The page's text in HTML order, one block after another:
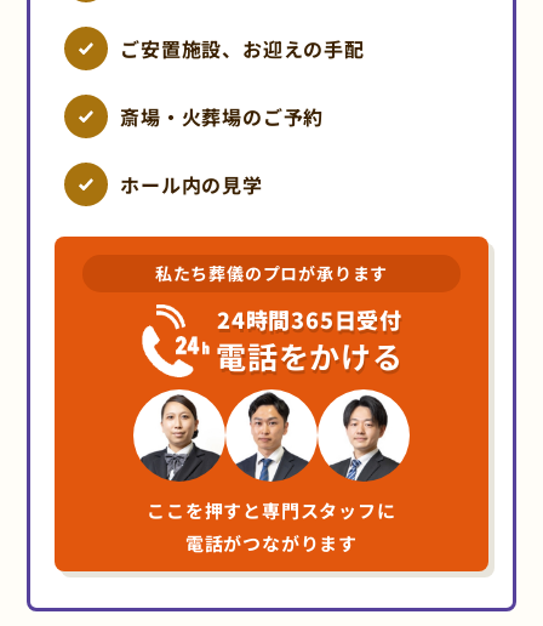
ご安置施設、お迎えの手配
斎場・火葬場のご予約
ホール内の見学
私たち葬儀のプロが承ります
24時間365日受付
電話をかける
ここを押すと専門スタッフに
電話がつながります